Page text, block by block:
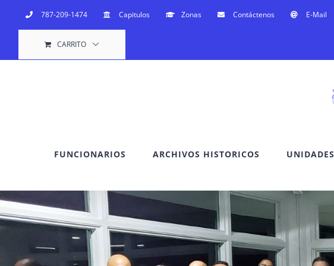
787-209-1474 Capitulos Zonas Contáctenos E-Mail
CARRITO
FUNCIONARIOS ARCHIVOS HISTORICOS UNIDADES